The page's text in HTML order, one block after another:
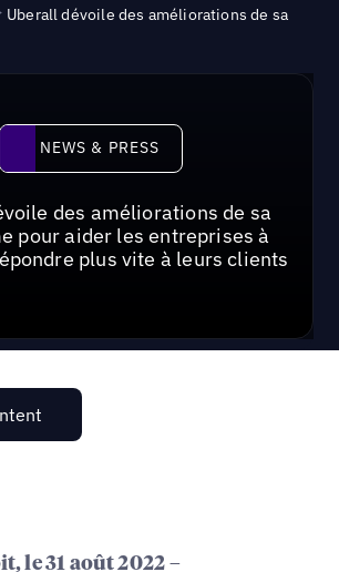
Uberall dévoile des améliorations de sa
News & Press
NEWS & PRESS
des améliorations de sa
pour aider les entreprises à
plus vite à leurs clients
le 31 août 2022 –